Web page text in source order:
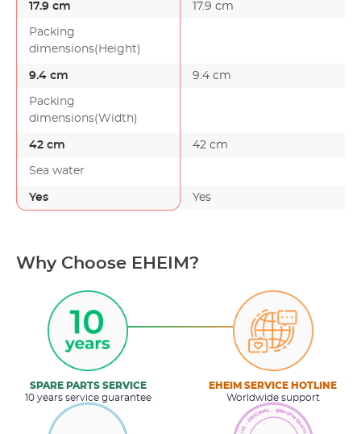
17.9 cm 17.9 cm
Packing
dimensions(Height)
9.4 cm 9.4 cm
Packing
dimensions(Width)
42 cm 42 cm
Sea water
Yes Yes
Why Choose EHEIM?
SPARE PARTS SERVICE
10 years service guarantee
EHEIM SERVICE HOTLINE
Worldwide support